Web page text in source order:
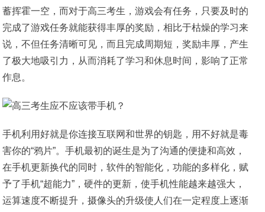
蓄挥霍一空，而对于高三考生，游戏会有任务，只要及时的
完成了游戏任务就能获得丰厚的奖励，相比于枯燥的学习来
说，不但任务清晰可见，而且完成周期短，奖励丰厚，产生
了极大地吸引力，从而消耗了学习和休息时间，影响了正常
作息。
手机利用好就是你连接互联网和世界的钥匙，用不好就是毒
害你的“鸦片”。手机最初的诞生是为了沟通的便捷和高效，
在手机更新换代的同时，软件的智能化，功能的多样化，赋
予了手机“超能力”，硬件的更新，使手机性能越来越强大，
运算速度不断提升，摄像头的升级使人们在一定程度上逐渐